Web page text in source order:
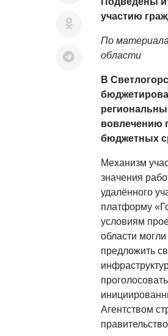
участию
По
области
В
вовлечению
бюджетных
Механизм
значения
удалённого
платформу
условиям
области
предложить
Агентством